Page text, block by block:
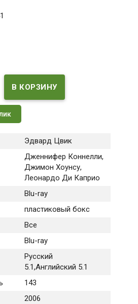
Эдвард Цвик
Дженнифер Коннелли,
Джимон Хоунсу,
Леонардо Ди Каприо
Blu-ray
пластиковый бокс
Все
Blu-ray
Русский
5.1,Английский 5.1
143
2006